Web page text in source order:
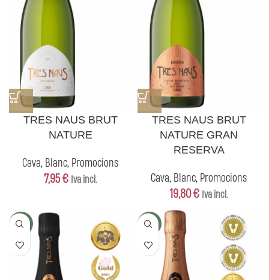
TRES NAUS BRUT
NATURE
Cava, Blanc, Promocions
7,95€ Iva incl.
TRES NAUS BRUT
NATURE GRAN
RESERVA
Cava, Blanc, Promocions
19,80€ Iva incl.
5+1 5+1